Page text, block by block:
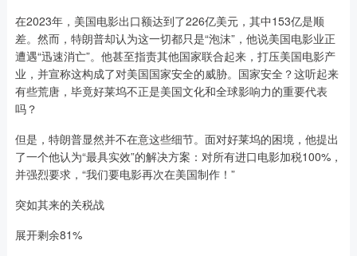
在2023年，美国电影出口额达到了226亿美元，其中153亿是顺
差。然而，特朗普却认为这一切都只是“泡沫”，他说美国电影业正
遭遇“迅速消亡”。他甚至指责其他国家联合起来，打压美国电影产
业，并宣称这构成了对美国国家安全的威胁。国家安全？这听起来
有些荒唐，毕竟好莱坞不正是美国文化和全球影响力的重要代表
吗？
但是，特朗普显然并不在意这些细节。面对好莱坞的困境，他提出
了一个他认为“最具实效”的解决方案：对所有进口电影加税100%，
并强烈要求，“我们要电影再次在美国制作！”
突如其来的关税战
展开剩余81%